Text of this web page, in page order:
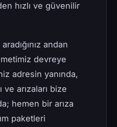
hızlı ve güvenilir
andan
devreye
adresin yanında,
arızaları bize
hemen bir arıza
paketleri